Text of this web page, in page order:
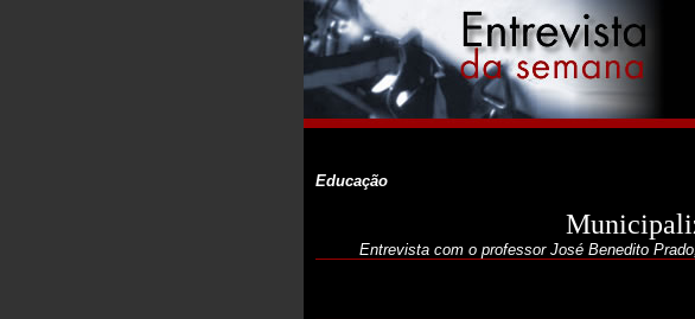
Educação
Entrevista com o professor José Benedito